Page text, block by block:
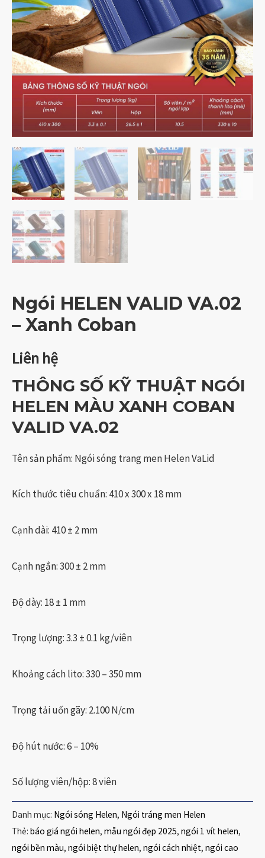
Ngói HELEN VALID VA.02
– Xanh Coban
Liên hệ
THÔNG SỐ KỸ THUẬT NGÓI
HELEN MÀU XANH COBAN
VALID VA.02
Tên sản phẩm: Ngói sóng trang men Helen VaLid
Kích thước tiêu chuẩn: 410 x 300 x 18 mm
Cạnh dài: 410 ± 2 mm
Cạnh ngắn: 300 ± 2 mm
Độ dày: 18 ± 1 mm
Trọng lượng: 3.3 ± 0.1 kg/viên
Khoảng cách lito: 330 – 350 mm
Trọng tải uốn gãy: 2.100 N/cm
Độ hút nước: 6 – 10%
Số lượng viên/hộp: 8 viên
Danh mục: Ngói sóng Helen, Ngói tráng men Helen
Thẻ: báo giá ngói helen, mẫu ngói đẹp 2025, ngói 1 vít helen,
ngói bền màu, ngói biệt thự helen, ngói cách nhiệt, ngói cao